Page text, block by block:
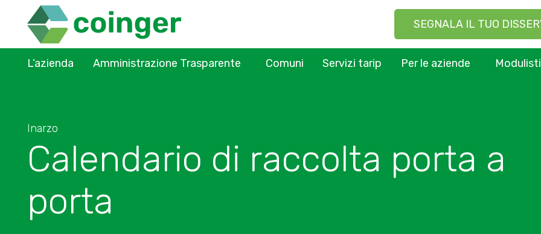
SEGNALA IL TUO
L’azienda Amministrazione Trasparente Comuni Servizi tarip Per le aziende
Inarzo
Calendario di raccolta porta a
porta